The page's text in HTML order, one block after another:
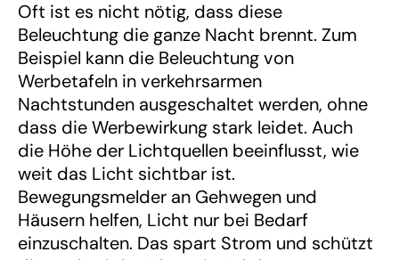
Oft ist es nicht nötig, dass diese
Beleuchtung die ganze Nacht brennt. Zum
Beispiel kann die Beleuchtung von
Werbetafeln in verkehrsarmen
Nachtstunden ausgeschaltet werden, ohne
dass die Werbewirkung stark leidet. Auch
die Höhe der Lichtquellen beeinflusst, wie
weit das Licht sichtbar ist.
Bewegungsmelder an Gehwegen und
Häusern helfen, Licht nur bei Bedarf
einzuschalten. Das spart Strom und schützt